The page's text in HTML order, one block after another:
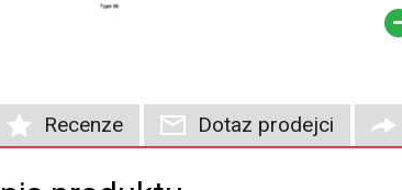
Recenze Dotaz prodejci